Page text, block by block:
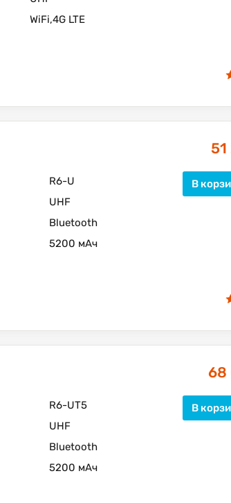
WiFi,4G LTE
R6-U
UHF
Bluetooth
5200 мАч
В
R6-UT5
UHF
Bluetooth
5200 мАч
68
В